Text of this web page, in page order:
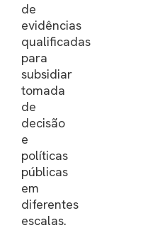
de
evidências
qualificadas
para
subsidiar
tomada
de
decisão
e
políticas
públicas
em
diferentes
escalas.